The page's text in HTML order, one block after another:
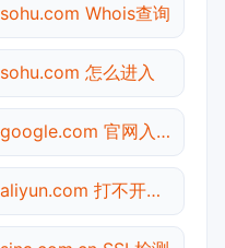
sohu.com Whois查询
sohu.com 怎么进入
google.com 官网入口
aliyun.com 打不开检测